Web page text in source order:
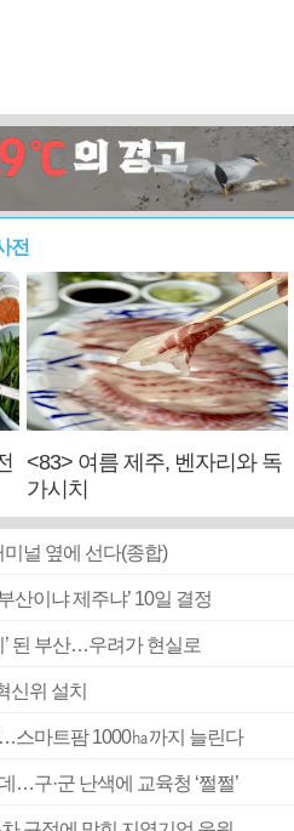
전
<83> 여름 제주, 벤자리와 독
가시치
널 옆에 선다(종합)
산이냐 제주냐’ 10일 결정
’ 된 부산…우려가 현실로
신위 설치
스마트팜 1000㏊까지 늘린다
…구·군 난색에 교육청 ‘쩔쩔’